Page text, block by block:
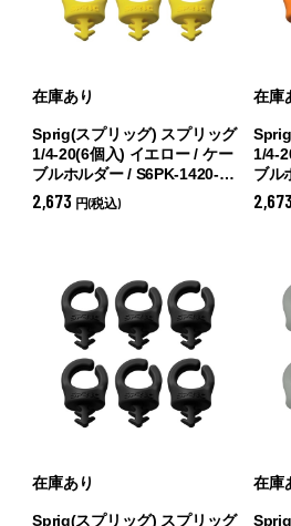
在庫あり
Sprig(スプリッグ) スプリッグ
1/4-20(6個入) イエロー / ケー
ブルホルダー / S6PK-1420-Y
(イエロー)
2,673 円(税込)
在庫
1/4-
ブル
(オ
2,673
在庫あり
Sprig(スプリッグ) スプリッグ
在庫